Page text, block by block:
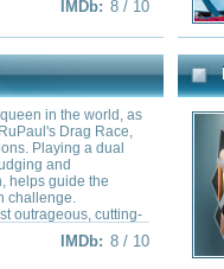
Drag Race: Untucked!
RuPaul's Drag
pass to the
backstage
and the
Steel Buddies
Würden Sie